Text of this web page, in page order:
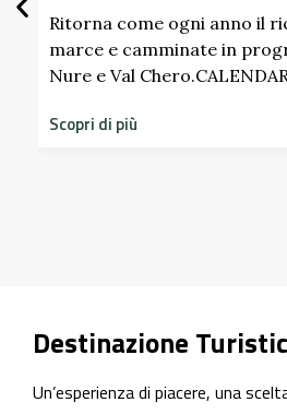
Ritorna come ogni anno il ricco
marce e camminate in
Nure e Val Chero.CALENDARIO …
Scopri di più
Destinazione
Un’esperienza di piacere, una